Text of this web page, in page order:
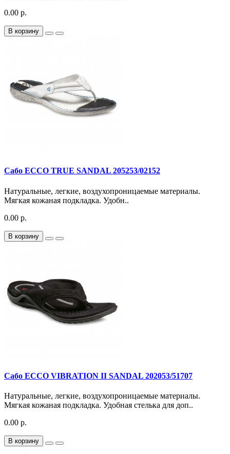
0.00 р.
В корзину
Сабо ECCO TRUE SANDAL 205253/02152
Натуральные, легкие, воздухопроницаемые материалы.
Мягкая кожаная подкладка. Удобн..
0.00 р.
В корзину
Сабо ECCO VIBRATION II SANDAL 202053/51707
Натуральные, легкие, воздухопроницаемые материалы.
Мягкая кожаная подкладка. Удобная стелька для доп..
0.00 р.
В корзину